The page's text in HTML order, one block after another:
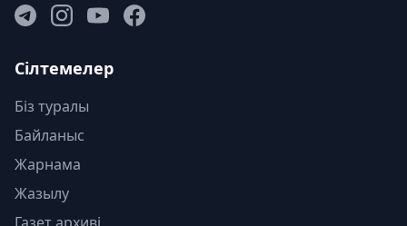
Сілтемелер
Біз туралы
Байланыс
Жарнама
Жазылу